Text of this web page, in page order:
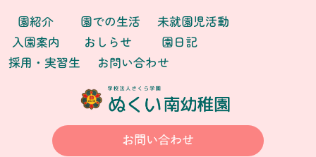
園紹介 園での生活
未就園児活動
入園案内
おしらせ
園日記
採用・実習生
お問い合わせ
お問い合わせ